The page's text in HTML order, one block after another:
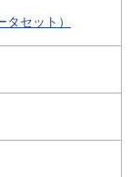
セット）